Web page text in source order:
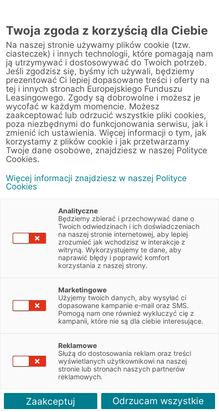
Warsztat
Strona główna/ Obsługa klienta/Centrum Likwidacji Szkód
GRUPA CICHY-ZASADA Sp. z o.o. Sp.j. (Gołężycka 132)
< Powrót do listy placówek
GRUPA CICHY-
ZASADA Sp. z o.o.
Sp.j. (Gołężycka 132)
Gołężycka 132
Wielkopolskie
NIP 7812010274
Obsługiwane pojazdy:
Obsługiwane marki:
Wszystkie
Volkswagen, Skoda, Seat, Audi
Wyznacz trasę
Twoja zgoda z korzyścią dla Ciebie
Na naszej stronie używamy plików cookie (tzw.
ciasteczek) i innych technologii, które pomagają nam
ją utrzymywać i dostosowywać do Twoich potrzeb.
Jeśli zgodzisz się, byśmy ich używali, będziemy
prezentować Ci lepiej dopasowane treści i oferty na
tej i innych stronach Europejskiego Funduszu
Leasingowego. Zgody są dobrowolne i możesz je
wycofać w każdym momencie. Możesz
zaakceptować lub odrzucić wszystkie pliki cookies,
poza niezbędnymi do funkcjonowania serwisu, jak i
zmienić ich ustawienia. Więcej informacji o tym, jak
korzystamy z plików cookie i jak przetwarzamy
Twoje dane osobowe, znajdziesz w naszej Polityce
Cookies.
Więcej informacji znajdziesz w naszej Polityce
Cookies
Analityczne
Będziemy zbierać i przechowywać dane o
Twoich odwiedzinach i ich doświadczeniach
na naszej stronie internetowej, aby lepiej
zrozumieć jak wchodzisz w interakcje z
witryną. Wykorzystujemy te dane, aby
naprawić błędy i poprawić komfort
korzystania z naszej strony.
Marketingowe
Użyjemy twoich danych, aby wysyłać ci
dopasowane kampanie e-mail oraz SMS.
Pomogą nam one również wykluczyć cię z
kampanii, które nie są dla ciebie interesujące.
Reklamowe
Służą do dostosowania reklam oraz treści
wyświetlanych użytkownikowi na naszej
stronie lub stronach naszych partnerów
reklamowych.
Zaakceptuj Odrzucam wszystkie